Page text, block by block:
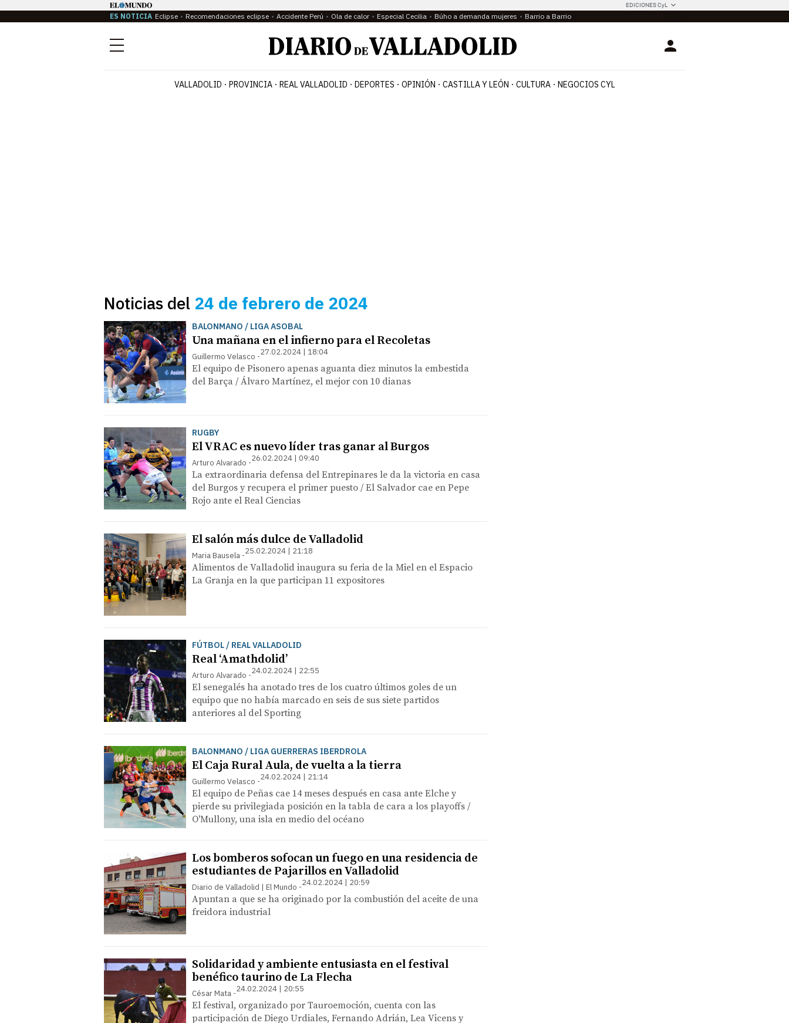
EDICIONES CyL
ES NOTICIA Eclipse Recomendaciones eclipse Accidente Perú Ola de calor Especial Cecilia Búho a demanda mujeres Barrio a Barrio
Menú Login
VALLADOLID PROVINCIA REAL VALLADOLID DEPORTES OPINIÓN CASTILLA Y LEÓN CULTURA NEGOCIOS CYL
Noticias del 24 de febrero de 2024
BALONMANO / LIGA ASOBAL
Una mañana en el infierno para el Recoletas
Guillermo Velasco 27.02.2024 | 18:04
El equipo de Pisonero apenas aguanta diez minutos la embestida
del Barça / Álvaro Martínez, el mejor con 10 dianas
RUGBY
El VRAC es nuevo líder tras ganar al Burgos
Arturo Alvarado 26.02.2024 | 09:40
La extraordinaria defensa del Entrepinares le da la victoria en casa
del Burgos y recupera el primer puesto / El Salvador cae en Pepe
Rojo ante el Real Ciencias
El salón más dulce de Valladolid
Maria Bausela 25.02.2024 | 21:18
Alimentos de Valladolid inaugura su feria de la Miel en el Espacio
La Granja en la que participan 11 expositores
FÚTBOL / REAL VALLADOLID
Real ‘Amathdolid’
Arturo Alvarado 24.02.2024 | 22:55
El senegalés ha anotado tres de los cuatro últimos goles de un
equipo que no había marcado en seis de sus siete partidos
anteriores al del Sporting
BALONMANO / LIGA GUERRERAS IBERDROLA
El Caja Rural Aula, de vuelta a la tierra
Guillermo Velasco 24.02.2024 | 21:14
El equipo de Peñas cae 14 meses después en casa ante Elche y
pierde su privilegiada posición en la tabla de cara a los playoffs /
O'Mullony, una isla en medio del océano
Los bomberos sofocan un fuego en una residencia de
estudiantes de Pajarillos en Valladolid
Diario de Valladolid | El Mundo 24.02.2024 | 20:59
Apuntan a que se ha originado por la combustión del aceite de una
freidora industrial
Solidaridad y ambiente entusiasta en el festival
benéfico taurino de La Flecha
César Mata 24.02.2024 | 20:55
El festival, organizado por Tauroemoción, cuenta con las
participación de Diego Urdiales, Fernando Adrián, Lea Vicens y